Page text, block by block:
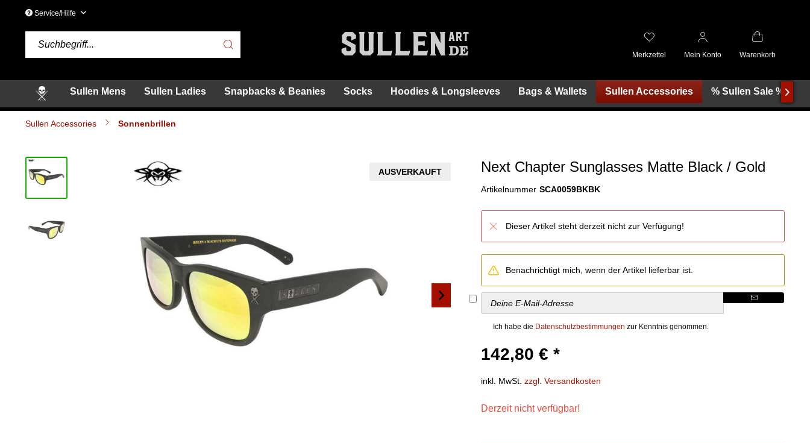
Service/Hilfe
Merkzettel Mein Konto Warenkorb
Sullen Mens Sullen Ladies Snapbacks & Beanies Socks Hoodies & Longsleeves Bags & Wallets Sullen Accessories % Sullen Sale % 
Sullen Accessories Sonnenbrillen
AUSVERKAUFT Next Chapter Sunglasses Matte Black / Gold
Artikelnummer SCA0059BKBK
Dieser Artikel steht derzeit nicht zur Verfügung!
Benachrichtigt mich, wenn der Artikel lieferbar ist.
Ich habe die Datenschutzbestimmungen zur Kenntnis genommen.
142,80 € *
inkl. MwSt. zzgl. Versandkosten
Derzeit nicht verfügbar!